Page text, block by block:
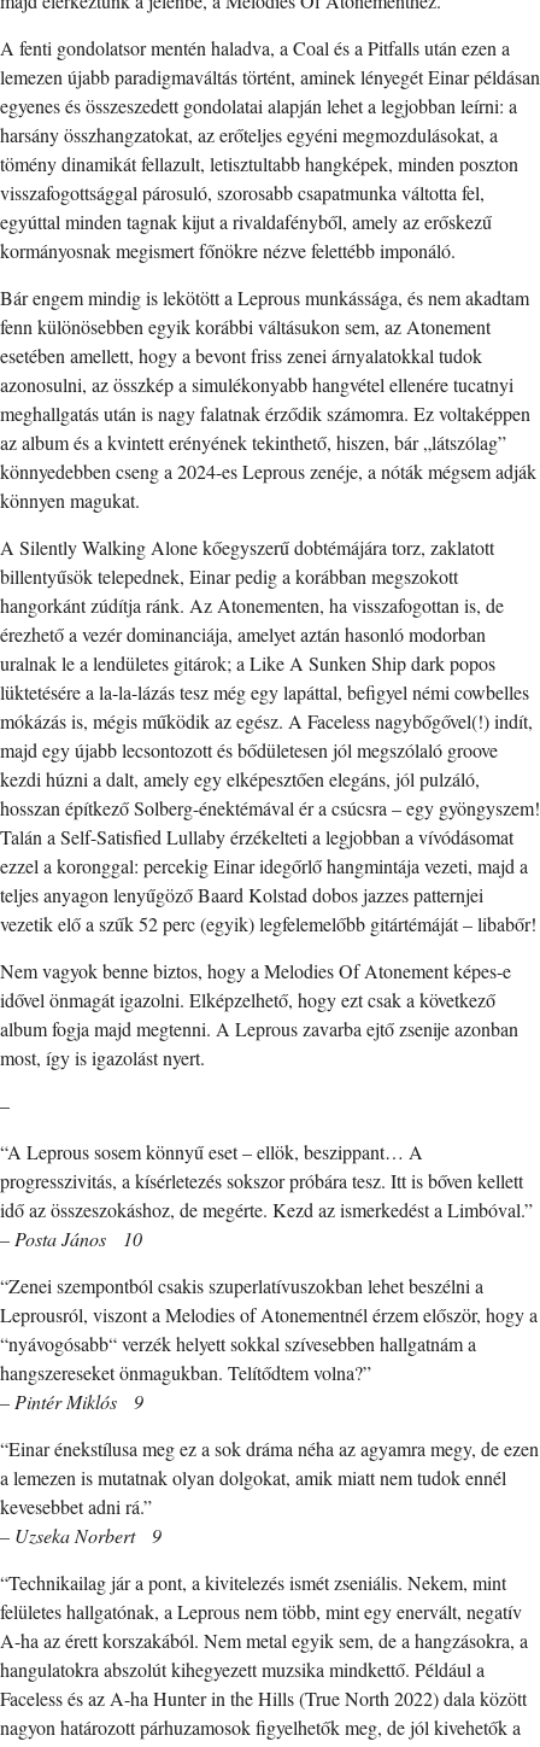
A fenti gondolatsor mentén haladva, a Coal és a Pitfalls után ezen a
lemezen újabb paradigmaváltás történt, aminek lényegét Einar példásan
egyenes és összeszedett gondolatai alapján lehet a legjobban leírni: a
harsány összhangzatokat, az erőteljes egyéni megmozdulásokat, a
tömény dinamikát fellazult, letisztultabb hangképek, minden poszton
visszafogottsággal párosuló, szorosabb csapatmunka váltotta fel,
egyúttal minden tagnak kijut a rivaldafényből, amely az erőskezű
kormányosnak megismert főnökre nézve felettébb imponáló.
Bár engem mindig is lekötött a Leprous munkássága, és nem akadtam
fenn különösebben egyik korábbi váltásukon sem, az Atonement
esetében amellett, hogy a bevont friss zenei árnyalatokkal tudok
azonosulni, az összkép a simulékonyabb hangvétel ellenére tucatnyi
meghallgatás után is nagy falatnak érződik számomra. Ez voltaképpen
az album és a kvintett erényének tekinthető, hiszen, bár „látszólag”
könnyedebben cseng a 2024-es Leprous zenéje, a nóták mégsem adják
könnyen magukat.
A Silently Walking Alone kőegyszerű dobtémájára torz, zaklatott
billentyűsök telepednek, Einar pedig a korábban megszokott
hangorkánt zúdítja ránk. Az Atonementen, ha visszafogottan is, de
érezhető a vezér dominanciája, amelyet aztán hasonló modorban
uralnak le a lendületes gitárok; a Like A Sunken Ship dark popos
lüktetésére a la-la-lázás tesz még egy lapáttal, befigyel némi cowbelles
mókázás is, mégis működik az egész. A Faceless nagybőgővel(!) indít,
majd egy újabb lecsontozott és bődületesen jól megszólaló groove
kezdi húzni a dalt, amely egy elképesztően elegáns, jól pulzáló,
hosszan építkező Solberg-énektémával ér a csúcsra – egy gyöngyszem!
Talán a Self-Satisfied Lullaby érzékelteti a legjobban a vívódásomat
ezzel a koronggal: percekig Einar idegőrlő hangmintája vezeti, majd a
teljes anyagon lenyűgöző Baard Kolstad dobos jazzes patternjei
vezetik elő a szűk 52 perc (egyik) legfelemelőbb gitártémáját – libabőr!
Nem vagyok benne biztos, hogy a Melodies Of Atonement képes-e
idővel önmagát igazolni. Elképzelhető, hogy ezt csak a következő
album fogja majd megtenni. A Leprous zavarba ejtő zsenije azonban
most, így is igazolást nyert.
–
“A Leprous sosem könnyű eset – ellök, beszippant… A
progresszivitás, a kísérletezés sokszor próbára tesz. Itt is bőven kellett
idő az összeszokáshoz, de megérte. Kezd az ismerkedést a Limbóval.”
– Posta János 10
“Zenei szempontból csakis szuperlatívuszokban lehet beszélni a
Leprousról, viszont a Melodies of Atonementnél érzem először, hogy a
“nyávogósabb“ verzék helyett sokkal szívesebben hallgatnám a
hangszereseket önmagukban. Telítődtem volna?”
– Pintér Miklós 9
“Einar énekstílusa meg ez a sok dráma néha az agyamra megy, de ezen
a lemezen is mutatnak olyan dolgokat, amik miatt nem tudok ennél
kevesebbet adni rá.”
– Uzseka Norbert 9
“Technikailag jár a pont, a kivitelezés ismét zseniális. Nekem, mint
felületes hallgatónak, a Leprous nem több, mint egy enervált, negatív
A-ha az érett korszakából. Nem metal egyik sem, de a hangzásokra, a
hangulatokra abszolút kihegyezett muzsika mindkettő. Például a
Faceless és az A-ha Hunter in the Hills (True North 2022) dala között
nagyon határozott párhuzamosok figyelhetők meg, de jól kivehetők a